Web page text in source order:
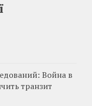
Война в
транзит